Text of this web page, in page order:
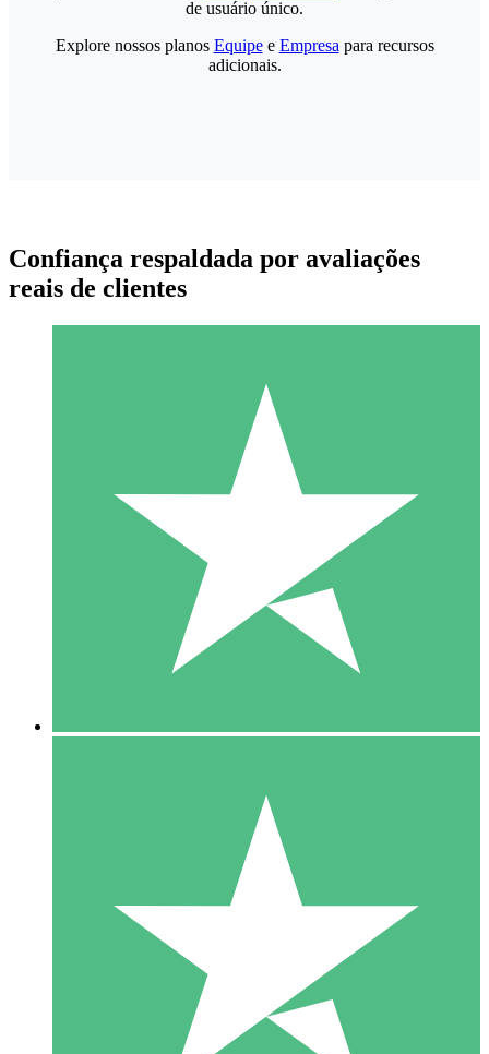
Pacotes de Créditos Individuais
Pague conforme o uso com créditos de download. Sem
1000
10 Downloads
20 00
de usuário único.
Explore nossos planos Equipee Empresa para recursos
adicionais.
Confiança respaldada por avaliações
reais de clientes